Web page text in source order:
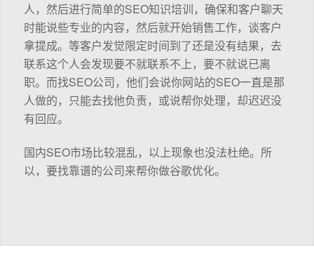
人，然后进行简单的SEO知识培训，确保和客户聊天
时能说些专业的内容，然后就开始销售工作，谈客户
拿提成。等客户发觉限定时间到了还是没有结果，去
联系这个人会发现要不就联系不上，要不就说已离
职。而找SEO公司，他们会说你网站的SEO一直是那
人做的，只能去找他负责，或说帮你处理，却迟迟没
有回应。
国内SEO市场比较混乱，以上现象也没法杜绝。所
以，要找靠谱的公司来帮你做谷歌优化。